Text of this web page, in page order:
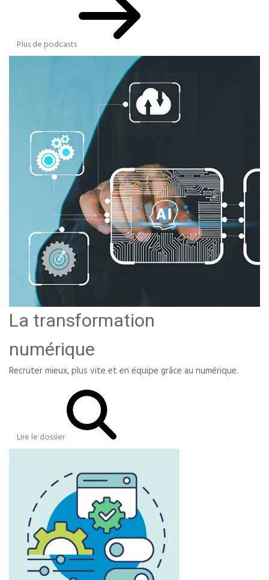
Plus de podcasts
La transformation
numérique
Recruter mieux, plus vite et en équipe grâce au numérique.
Lire le dossier